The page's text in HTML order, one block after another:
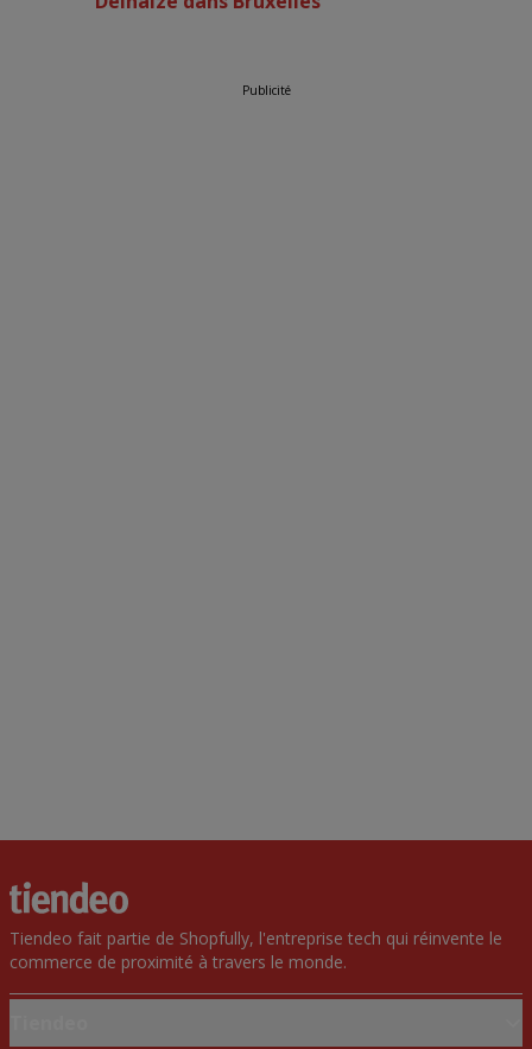
Publicité
Tiendeo fait partie de Shopfully, l'entreprise tech qui réinvente le
commerce de proximité à travers le monde.